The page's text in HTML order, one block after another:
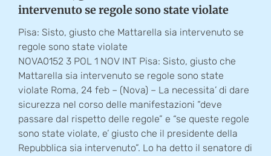
intervenuto se regole sono state violate
Pisa: Sisto, giusto che Mattarella sia intervenuto se
regole sono state violate
NOVA0152 3 POL 1 NOV INT Pisa: Sisto, giusto che
Mattarella sia intervenuto se regole sono state
violate Roma, 24 feb – (Nova) – La necessita’ di dare
sicurezza nel corso delle manifestazioni “deve
passare dal rispetto delle regole” e “se queste regole
sono state violate, e’ giusto che il presidente della
Repubblica sia intervenuto”. Lo ha detto il senatore di